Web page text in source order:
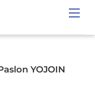
YOJOIN